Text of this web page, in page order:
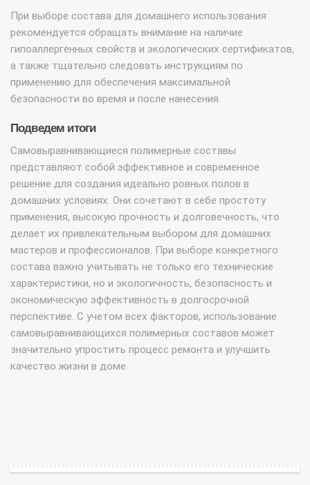
При выборе состава для домашнего использования
рекомендуется обращать внимание на наличие
гипоаллергенных свойств и экологических сертификатов,
а также тщательно следовать инструкциям по
применению для обеспечения максимальной
безопасности во время и после нанесения.
Подведем итоги
Самовыравнивающиеся полимерные составы
представляют собой эффективное и современное
решение для создания идеально ровных полов в
домашних условиях. Они сочетают в себе простоту
применения, высокую прочность и долговечность, что
делает их привлекательным выбором для домашних
мастеров и профессионалов. При выборе конкретного
состава важно учитывать не только его технические
характеристики, но и экологичность, безопасность и
экономическую эффективность в долгосрочной
перспективе. С учетом всех факторов, использование
самовыравнивающихся полимерных составов может
значительно упростить процесс ремонта и улучшить
качество жизни в доме.